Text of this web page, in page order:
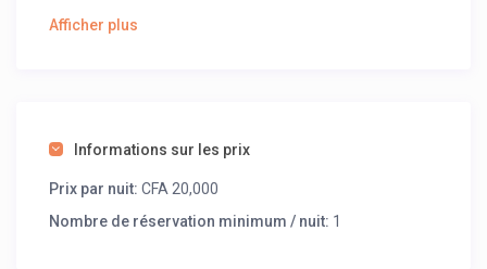
✔Climatisation
Afficher plus
Informations sur les prix
Prix par nuit: CFA 20,000
Nombre de réservation minimum / nuit: 1